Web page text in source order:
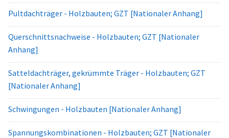
Pultdachträger - Holzbauten; GZT [Nationaler Anhang]
Querschnittsnachweise - Holzbauten; GZT [Nationaler
Anhang]
Satteldachträger, gekrümmte Träger - Holzbauten; GZT
[Nationaler Anhang]
Schwingungen - Holzbauten [Nationaler Anhang]
Spannungskombinationen - Holzbauten; GZT [Nationaler